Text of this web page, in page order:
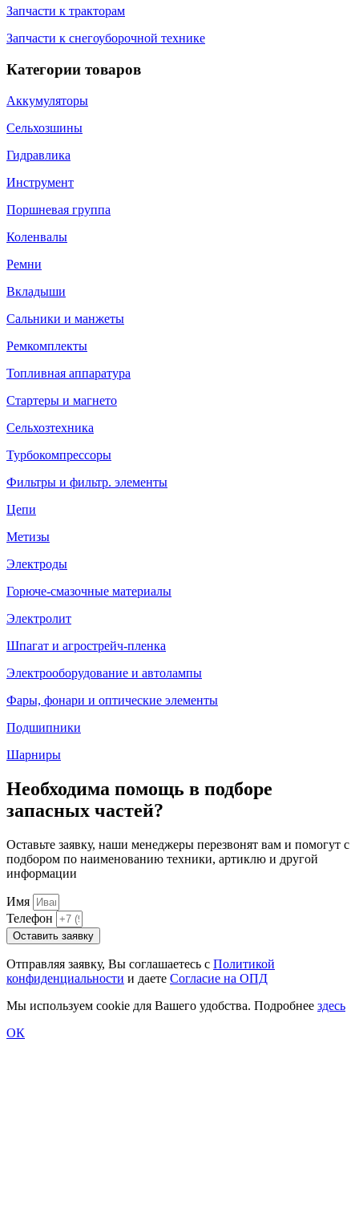
Запчасти к тракторам
Запчасти к снегоуборочной технике
Категории товаров
Аккумуляторы
Сельхозшины
Гидравлика
Инструмент
Поршневая группа
Коленвалы
Ремни
Вкладыши
Сальники и манжеты
Ремкомплекты
Топливная аппаратура
Стартеры и магнето
Сельхозтехника
Турбокомпрессоры
Фильтры и фильтр. элементы
Цепи
Метизы
Электроды
Горюче-смазочные материалы
Электролит
Шпагат и агрострейч-пленка
Электрооборудование и автолампы
Фары, фонари и оптические элементы
Подшипники
Шарниры
Необходима помощь в подборе
запасных частей?
Оставьте заявку, наши менеджеры перезвонят вам и помогут с
подбором по наименованию техники, артиклю и другой
информации
Имя
Телефон
Оставить заявку
Отправляя заявку, Вы соглашаетесь с Политикой
конфиденциальности и даете Согласие на ОПД
Мы используем cookie для Вашего удобства. Подробнее здесь
ОК